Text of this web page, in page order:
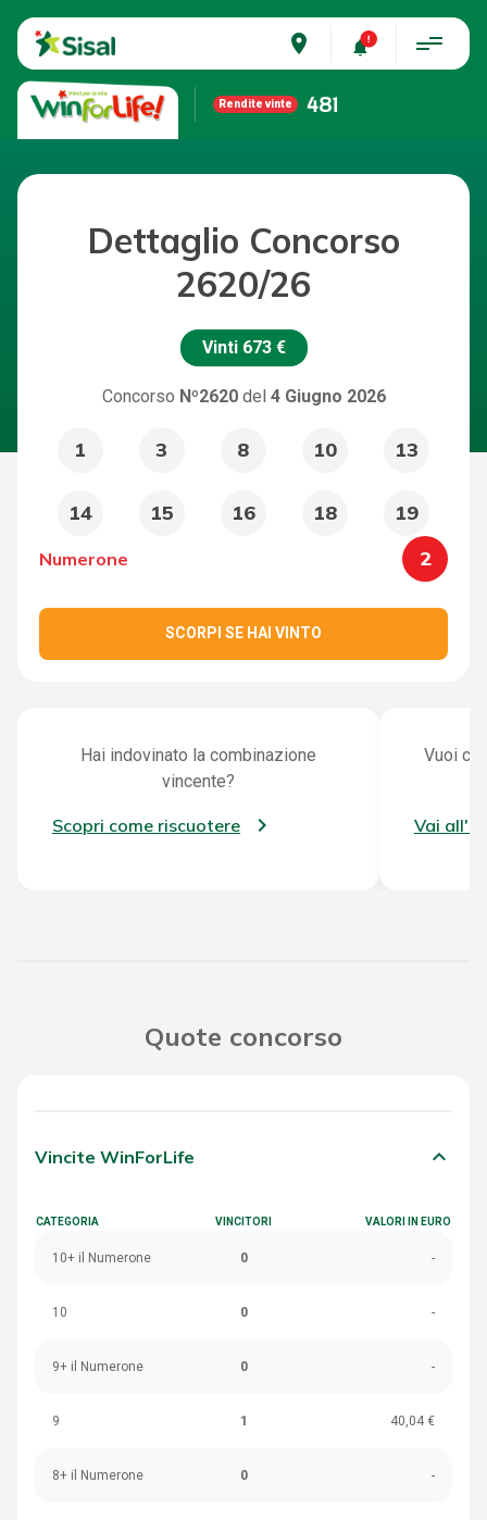
place
Rendite vinte 481
Dettaglio Concorso
2620/26
Vinti 673 €
Concorso Nº2620del 4 Giugno 2026
1 3 8 10 13
14 15 16 18 19
Numerone 2
SCORPI SE HAI VINTO
Hai indovinato la combinazione
vincente?
Scopri come riscuotere
Vuoi
Vai
Quote concorso
Vincite WinForLife keyboard_arrow_down
CATEGORIA VINCITORI VALORI IN EURO
10+ il Numerone 0 -
10 0 -
9+ il Numerone 0 -
9 1 40,04 €
8+ il Numerone 0 -